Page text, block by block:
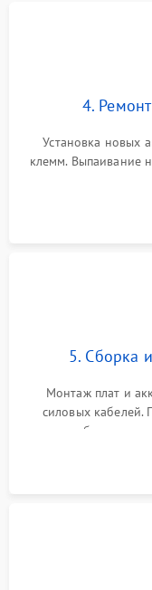
4.
Установка новых
клемм. Выпаивание
цепи
Восстановление
5. Сборка
Монтаж плат и
силовых
калибровки
срабатывания